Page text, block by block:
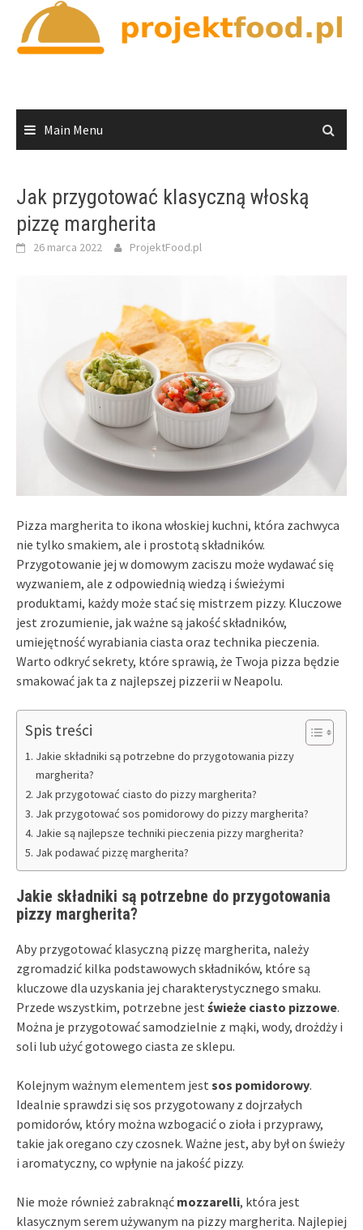
content
Main Menu
Jak przygotować klasyczną włoską
pizzę margherita
26 marca 2022 ProjektFood.pl
Pizza margherita to ikona włoskiej kuchni, która zachwyca
nie tylko smakiem, ale i prostotą składników.
Przygotowanie jej w domowym zaciszu może wydawać się
wyzwaniem, ale z odpowiednią wiedzą i świeżymi
produktami, każdy może stać się mistrzem pizzy. Kluczowe
jest zrozumienie, jak ważne są jakość składników,
umiejętność wyrabiania ciasta oraz technika pieczenia.
Warto odkryć sekrety, które sprawią, że Twoja pizza będzie
smakować jak ta z najlepszej pizzerii w Neapolu.
Spis treści
Jakie składniki są potrzebne do przygotowania pizzy
margherita?
Jak przygotować ciasto do pizzy margherita?
Jak przygotować sos pomidorowy do pizzy margherita?
Jakie są najlepsze techniki pieczenia pizzy margherita?
Jak podawać pizzę margherita?
Jakie składniki są potrzebne do przygotowania
pizzy margherita?
Aby przygotować klasyczną pizzę margherita, należy
zgromadzić kilka podstawowych składników, które są
kluczowe dla uzyskania jej charakterystycznego smaku.
Przede wszystkim, potrzebne jest świeże ciasto pizzowe.
Można je przygotować samodzielnie z mąki, wody, drożdży i
soli lub użyć gotowego ciasta ze sklepu.
Kolejnym ważnym elementem jest sos pomidorowy.
Idealnie sprawdzi się sos przygotowany z dojrzałych
pomidorów, który można wzbogacić o zioła i przyprawy,
takie jak oregano czy czosnek. Ważne jest, aby był on świeży
i aromatyczny, co wpłynie na jakość pizzy.
Nie może również zabraknąć mozzarelli, która jest
klasycznym serem używanym na pizzy margherita. Najlepiej